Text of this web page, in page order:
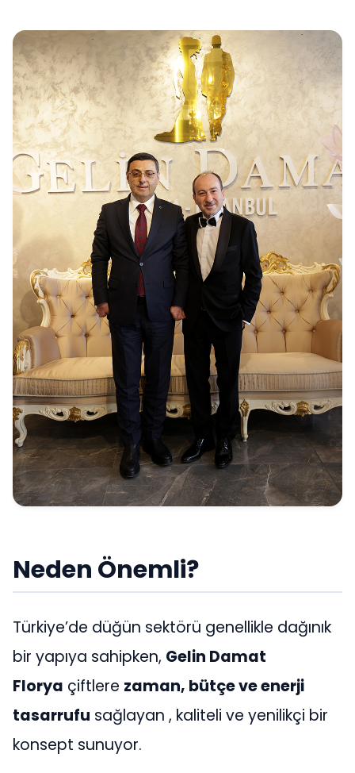
Neden Önemli?
Türkiye’de düğün sektörü genellikle dağınık
bir yapıya sahipken, Gelin Damat
Florya çiftlere zaman, bütçe ve enerji
tasarrufu sağlayan , kaliteli ve yenilikçi bir
konsept sunuyor.